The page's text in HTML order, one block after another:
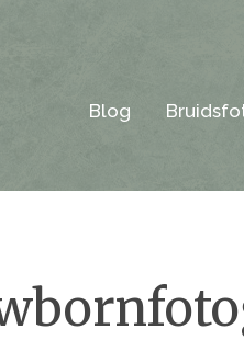
Blog